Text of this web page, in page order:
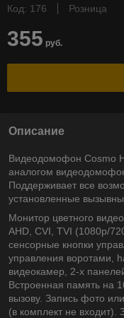
Код: 176
Розница
355 руб.
Описание
Видеодомофон Cosmo
аналогом
Поддерживает все
установленные
Монитор цветного
AHD, CVI, TVI (1080р/
сенсорные кнопки
управления воротами,
видеокамер, 2-х
Встроенная память на
вызову. Запись фото
(в комплект не входит).